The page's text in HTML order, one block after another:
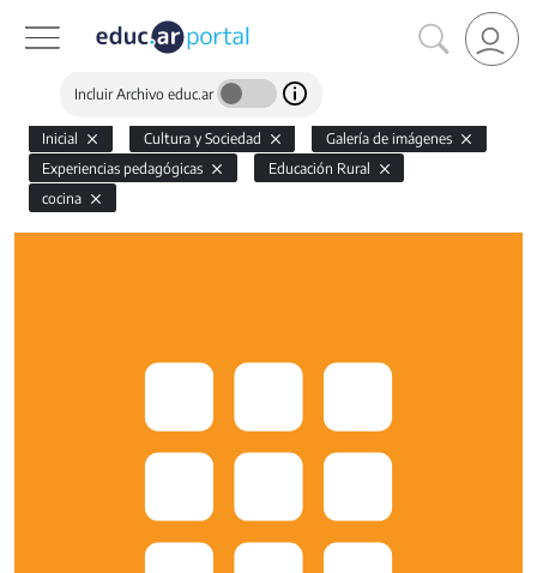
Incluir Archivo educ.ar
Inicial Cultura y Sociedad
Galería de imágenes
Experiencias pedagógicas
Educación Rural
cocina